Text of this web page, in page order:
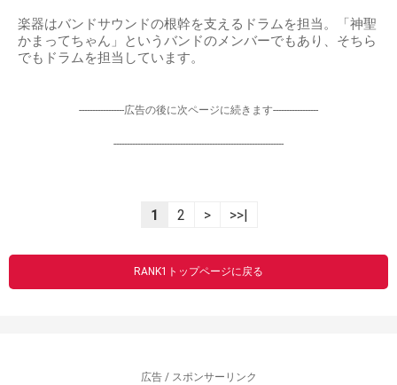
楽器はバンドサウンドの根幹を支えるドラムを担当。「神聖
かまってちゃん」というバンドのメンバーでもあり、そちら
でもドラムを担当しています。
-----------------広告の後に次ページに続きます-----------------
----------------------------------------------------------------
1 2 > >>|
RANK1トップページに戻る
広告 / スポンサーリンク